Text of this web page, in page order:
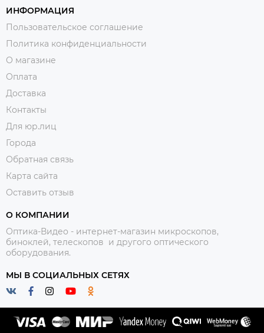
ИНФОРМАЦИЯ
Пользовательское соглашение
Политика конфиденциальности
О магазине
Оплата
Доставка
Контакты
Для юр.лиц
Города
Обратная связь
Карта сайта
Оставить отзыв
О КОМПАНИИ
Оптика-Видео - интернет-магазин микроскопов,
биноклей, телескопов и другого оптического
оборудования.
МЫ В СОЦИАЛЬНЫХ СЕТЯХ